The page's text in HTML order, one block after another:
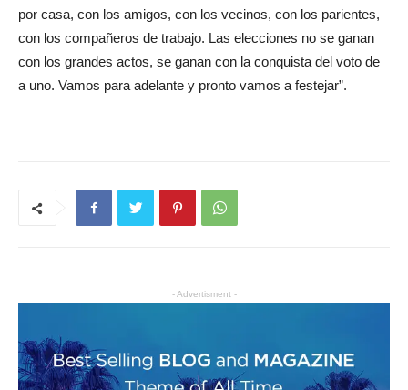
por casa, con los amigos, con los vecinos, con los parientes,
con los compañeros de trabajo. Las elecciones no se ganan
con los grandes actos, se ganan con la conquista del voto de
a uno. Vamos para adelante y pronto vamos a festejar”.
- Advertisment -